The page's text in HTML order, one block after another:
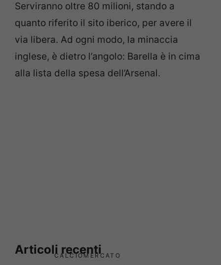
Serviranno oltre 80 milioni, stando a
quanto riferito il sito iberico, per avere il
via libera. Ad ogni modo, la minaccia
inglese, è dietro l’angolo: Barella è in cima
alla lista della spesa dell’Arsenal.
Articoli recenti
CALCIOMERCATO